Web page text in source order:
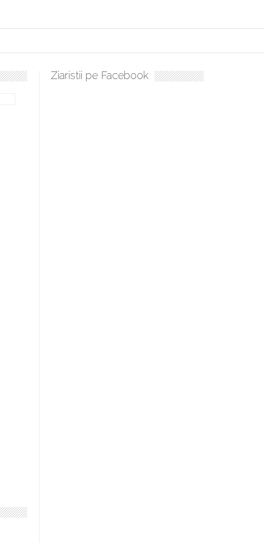
Sculați, sculați, boieri mari! Sara Nukina are nevoie de ajutorul
Ziaristii pe Facebook